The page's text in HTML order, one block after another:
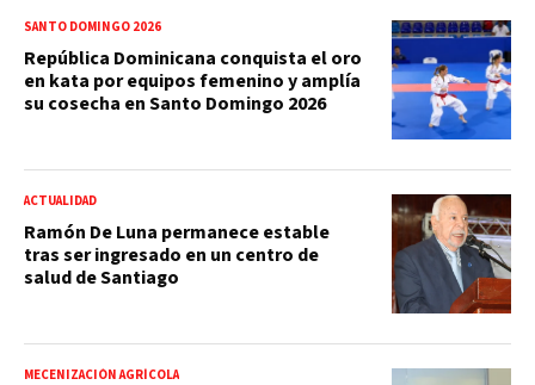
SANTO DOMINGO 2026
República Dominicana conquista el oro
en kata por equipos femenino y amplía
su cosecha en Santo Domingo 2026
ACTUALIDAD
Ramón De Luna permanece estable
tras ser ingresado en un centro de
salud de Santiago
MECENIZACIÓN AGRÍCOLA